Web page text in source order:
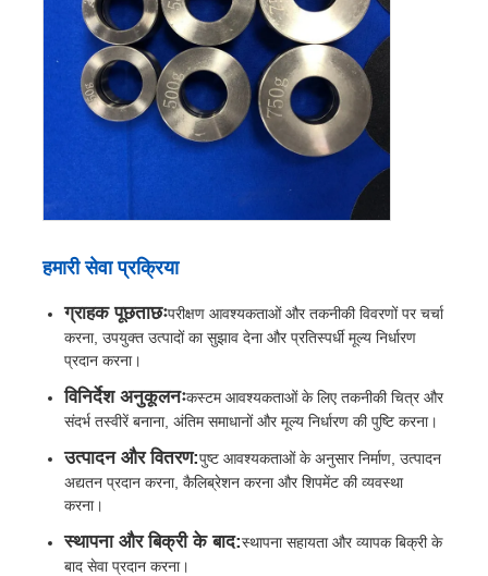
हमारी सेवा प्रक्रिया
ग्राहक पूछताछःपरीक्षण आवश्यकताओं और तकनीकी विवरणों पर चर्चा
करना, उपयुक्त उत्पादों का सुझाव देना और प्रतिस्पर्धी मूल्य निर्धारण
प्रदान करना।
विनिर्देश अनुकूलनःकस्टम आवश्यकताओं के लिए तकनीकी चित्र और
संदर्भ तस्वीरें बनाना, अंतिम समाधानों और मूल्य निर्धारण की पुष्टि करना।
उत्पादन और वितरण:पुष्ट आवश्यकताओं के अनुसार निर्माण, उत्पादन
अद्यतन प्रदान करना, कैलिब्रेशन करना और शिपमेंट की व्यवस्था
करना।
स्थापना और बिक्री के बाद:स्थापना सहायता और व्यापक बिक्री के
बाद सेवा प्रदान करना।